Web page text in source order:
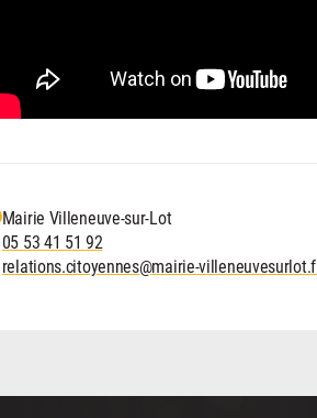
Mairie Villeneuve-sur-Lot
05 53 41 51 92
relations.citoyennes@mairie-